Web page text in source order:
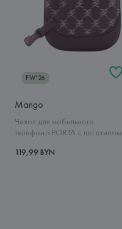
FW'26
Mango
Чехол для мобильного
телефона PORTA с логотипом
119,99 BYN